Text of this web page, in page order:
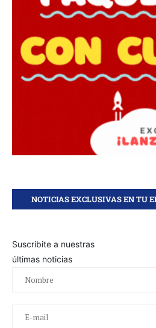
NOTICIAS EXCLUSIVAS EN TU
Suscribite a nuestras
últimas noticias